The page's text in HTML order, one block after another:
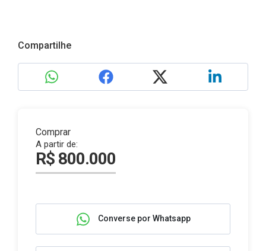
Compartilhe
Comprar
A partir de:
R$ 800.000
Converse por Whatsapp